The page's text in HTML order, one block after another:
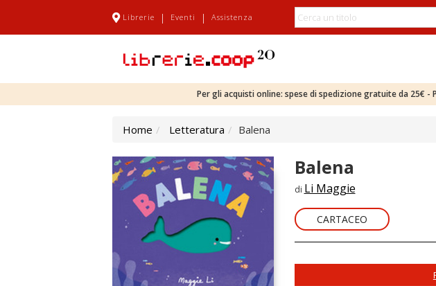
Librerie | Eventi | Assistenza
Per gli acquisti online: spese di spedizione gratuite da 25€
Home Letteratura Balena
Balena
di Li Maggie
CARTACEO